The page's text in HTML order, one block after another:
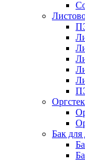
Бак для